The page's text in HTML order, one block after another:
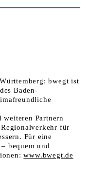
bwegt ist
Baden-
weiteren Partnern
für
Für eine
bequem und
www.bwegt.de